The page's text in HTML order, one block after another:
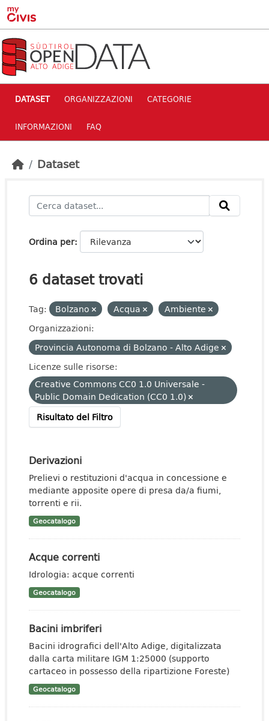
Skip to main content
DATASET ORGANIZZAZIONI CATEGORIE
INFORMAZIONI FAQ
Dataset
Ordina per
6 dataset trovati
Tag: Bolzano Acqua
Ambiente
Organizzazioni:
Provincia Autonoma di Bolzano - Alto Adige
Licenze sulle risorse:
Creative Commons CC0 1.0 Universale -
Public Domain Dedication (CC0 1.0)
Risultato del Filtro
Derivazioni
Prelievi o restituzioni d'acqua in concessione e
mediante apposite opere di presa da/a fiumi,
torrenti e rii.
Geocatalogo
Acque correnti
Idrologia: acque correnti
Geocatalogo
Bacini imbriferi
Bacini idrografici dell'Alto Adige, digitalizzata
dalla carta militare IGM 1:25000 (supporto
cartaceo in possesso della ripartizione Foreste)
Geocatalogo